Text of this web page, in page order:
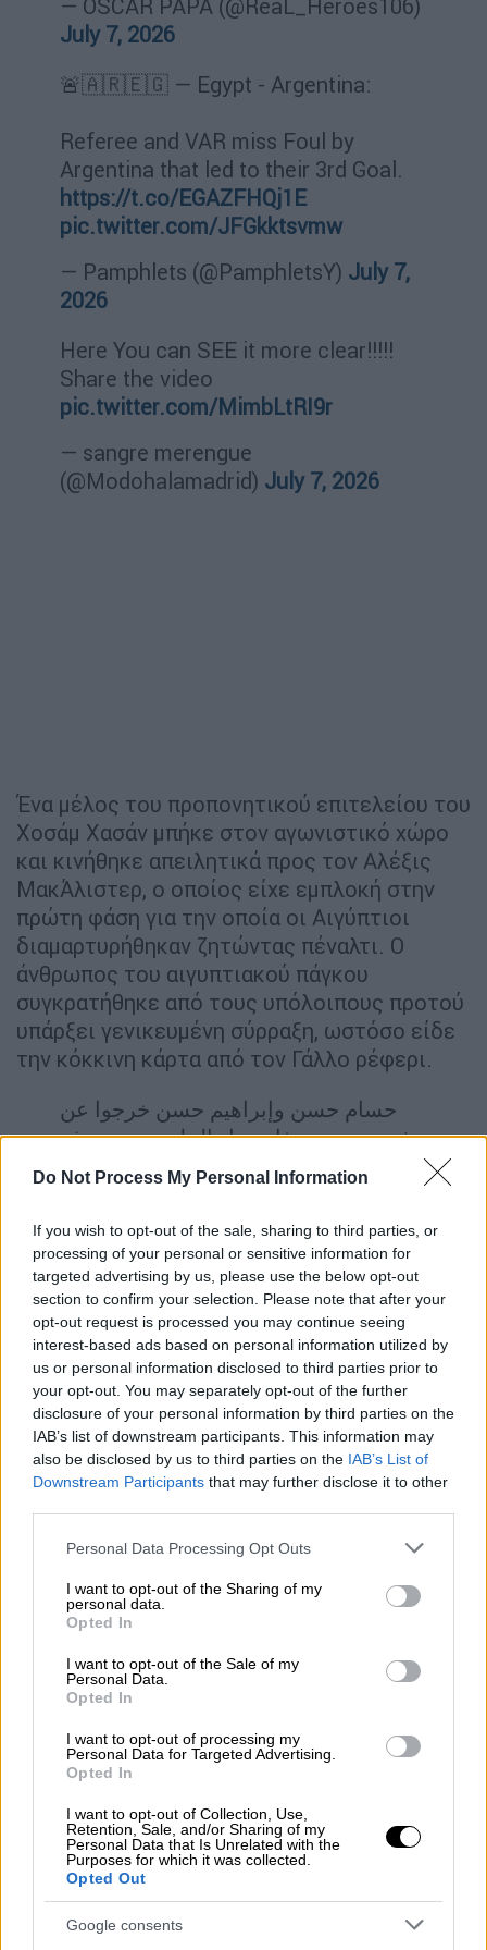
Do Not Process My Personal Information
If you wish to opt-out of the sale, sharing to third parties, or
processing of your personal or sensitive information for
targeted advertising by us, please use the below opt-out
section to confirm your selection. Please note that after your
opt-out request is processed you may continue seeing
interest-based ads based on personal information utilized by
us or personal information disclosed to third parties prior to
your opt-out. You may separately opt-out of the further
disclosure of your personal information by third parties on the
IAB’s list of downstream participants. This information may
also be disclosed by us to third parties on the IAB’s List of
Downstream Participants that may further disclose it to other
Please note that this website/app uses one or more Google
not limited to your visit or usage behaviour. You may click to
grant or deny consent to Google and its third-party tags to
use your data for below specified purposes in below Google
consent section.
Personal Data Processing Opt Outs
I want to opt-out of the Sharing of my
personal data.
Opted In
I want to opt-out of the Sale of my
Personal Data.
Opted In
I want to opt-out of processing my
Personal Data for Targeted Advertising.
Opted In
I want to opt-out of Collection, Use,
Retention, Sale, and/or Sharing of my
Personal Data that Is Unrelated with the
Purposes for which it was collected.
Opted Out
Google consents
— OSCAR PAPA (@ReaL_Heroes106)
July 7, 2026
🚨🇦🇷🇪🇬 — Egypt - Argentina:
Referee and VAR miss Foul by
Argentina that led to their 3rd Goal.
https://t.co/EGAZFHQj1E
pic.twitter.com/JFGkktsvmw
— Pamphlets (@PamphletsY) July 7,
2026
Here You can SEE it more clear!!!!!
Share the video
pic.twitter.com/MimbLtRI9r
— sangre merengue
(@Modohalamadrid) July 7, 2026
Ένα μέλος του προπονητικού επιτελείου του
Χοσάμ Χασάν μπήκε στον αγωνιστικό χώρο
και κινήθηκε απειλητικά προς τον Αλέξις
ΜακΆλιστερ, ο οποίος είχε εμπλοκή στην
πρώτη φάση για την οποία οι Αιγύπτιοι
διαμαρτυρήθηκαν ζητώντας πέναλτι. Ο
άνθρωπος του αιγυπτιακού πάγκου
συγκρατήθηκε από τους υπόλοιπους προτού
υπάρξει γενικευμένη σύρραξη, ωστόσο είδε
την κόκκινη κάρτα από τον Γάλλο ρέφερι.
حسام حسن وإبراهيم حسن خرجوا عن
شعورهم وسعفان نزل الملعب بعد هدف
#الأرجنتين الثالث ⚽️🇪🇬
حسام حسن قال للحكم ربنا شايفك يا
ظااالم https://t.co/B79pOSA22T
pic.twitter.com/VgVllO7Nmv
— Aｍ尺⚡ (@EngAmr2000)July 7,
2026
Λίγο αργότερα ο Λετεσιέ έδειξε κίτρινη
κάρτα και στον Χοσάμ Χασάν, ο οποίος
συνέχισε τις διαμαρτυρίες για τις
αποφάσεις του διαιτητή και έκανε
χαρακτηριστική κίνηση προς το μέρος του,
σταυρώνοντας τα χέρια του. Κάποιοι το
άλλοι θεώρησαν ότι έκανε την
χαρακτηριστική κίνηση που έχει καθιερωθεί
μετά από ρατσιστικές επιθέσεις.
This X sign the Egypt coach did when
the referee showed him a yellow
card, what does it mean?
— Victory (@VictoryOwai)July 7,
2026
Ζίκο: «Στημένο παιχνίδι»